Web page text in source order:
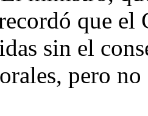
que el
sin el
pero